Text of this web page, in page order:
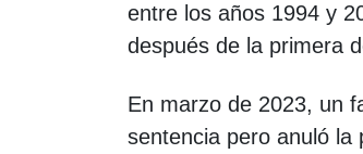
entre los años 1994 y
después de la primera
En marzo de 2023, un
sentencia pero anuló la